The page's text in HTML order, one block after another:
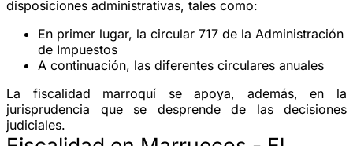
disposiciones administrativas, tales como:
En primer lugar, la circular 717 de la Administración
de Impuestos
A continuación, las diferentes circulares anuales
La fiscalidad marroquí se apoya, además, en la
jurisprudencia que se desprende de las decisiones
judiciales.